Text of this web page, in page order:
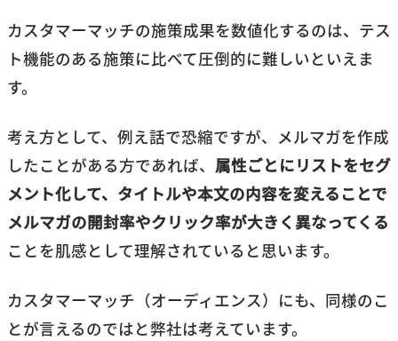
ップロード画面に遷移します。
作成したばかりのアカウントなど、要件を満たしてい
公式ヘルプページ には、具体的な「アカウントの基
準」として下記の条件が記載されています。こうした
基準はアップデートされますので、最新情報を参考に
ちなみに、「いままで利用できなかったけれども、カ
カスタマーマッチの施策成果を数値化するのは、テス
ト機能のある施策に比べて圧倒的に難しいといえま
す。
考え方として、例え話で恐縮ですが、メルマガを作成
したことがある方であれば、 属性ごとにリストをセグ
メント化して、タイトルや本文の内容を変えることで
メルマガの開封率やクリック率が大きく異なってくる
ことを肌感として理解されていると思います。
カスタマーマッチ（オーディエンス）にも、同様のこ
とが言えるのではと弊社は考えています。